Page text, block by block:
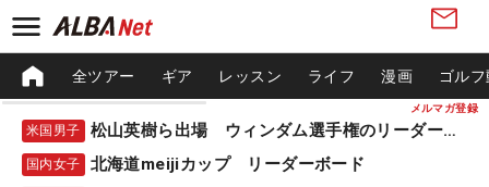
メルマガ登録
全ツアー ギア レッスン ライフ 漫画 ゴル
米国男子 松山英樹ら出場 ウィンダム選手権のリーダーボード
国内女子 北海道meijiカップ リーダーボード